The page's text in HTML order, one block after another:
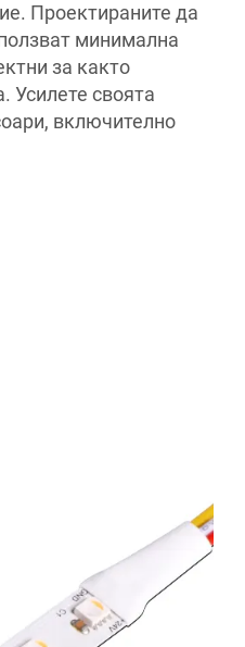
Проектираните да
минимална
за както
Усилете своята
включително